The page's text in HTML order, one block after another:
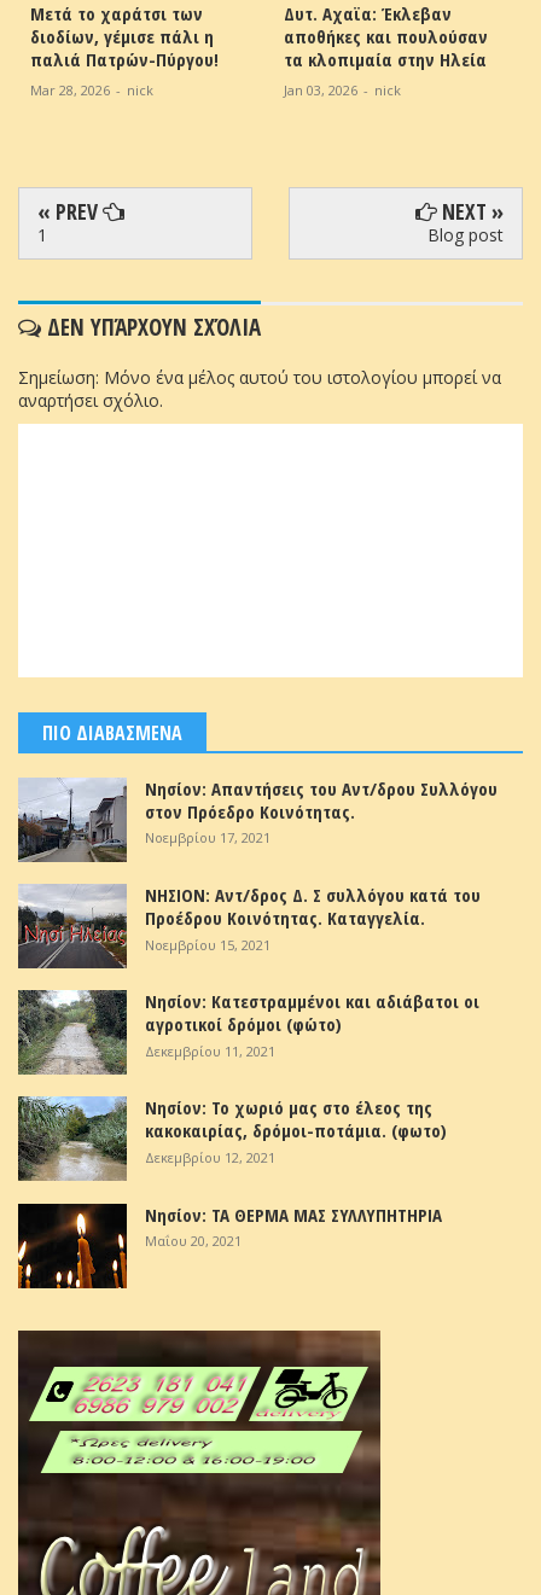
Μετά το χαράτσι των
διοδίων, γέμισε πάλι η
παλιά Πατρών-Πύργου!
Mar 28, 2026 - nick
Δυτ. Αχαϊα: Έκλεβαν
αποθήκες και πουλούσαν
τα κλοπιμαία στην Ηλεία
Jan 03, 2026 - nick
« PREV
1
NEXT »
Blog post
ΔΕΝ ΥΠΆΡΧΟΥΝ ΣΧΌΛΙΑ
Σημείωση: Μόνο ένα μέλος αυτού του ιστολογίου μπορεί να
αναρτήσει σχόλιο.
ΠΙΟ ΔΙΑΒΑΣΜΕΝΑ
Νησίον: Απαντήσεις του Αντ/δρου Συλλόγου
στον Πρόεδρο Κοινότητας.
Νοεμβρίου 17, 2021
ΝΗΣΙΟΝ: Αντ/δρος Δ. Σ συλλόγου κατά του
Προέδρου Κοινότητας. Καταγγελία.
Νοεμβρίου 15, 2021
Νησίον: Κατεστραμμένοι και αδιάβατοι οι
αγροτικοί δρόμοι (φώτο)
Δεκεμβρίου 11, 2021
Νησίον: Το χωριό μας στο έλεος της
κακοκαιρίας, δρόμοι-ποτάμια. (φωτο)
Δεκεμβρίου 12, 2021
Νησίον: ΤΑ ΘΕΡΜΑ ΜΑΣ ΣΥΛΛΥΠΗΤΗΡΙΑ
Μαΐου 20, 2021